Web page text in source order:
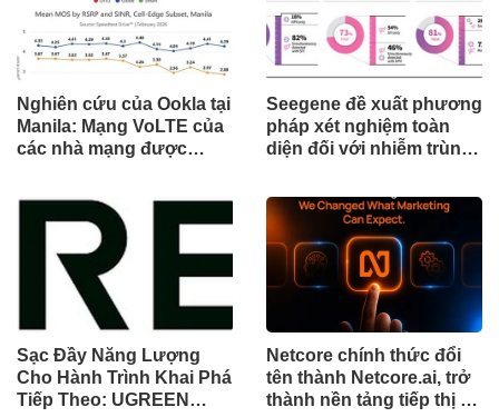
Nghiên cứu của Ookla tại
Manila: Mạng VoLTE của
các nhà mạng được
về chất lượng và độ tin
cậy của cuộc gọi thoại
Seegene đề xuất phương
pháp xét nghiệm toàn
diện đối với nhiễm trùng
qua Nghiên cứu lâm
sàng một triệu ca toàn
cầu (GMCS)
Sạc Đầy Năng Lượng
Cho Hành Trình Khai Phá
Tiếp Theo: UGREEN
Netcore chính thức đổi
tên thành Netcore.ai, trở
thành nền tảng tiếp thị tự